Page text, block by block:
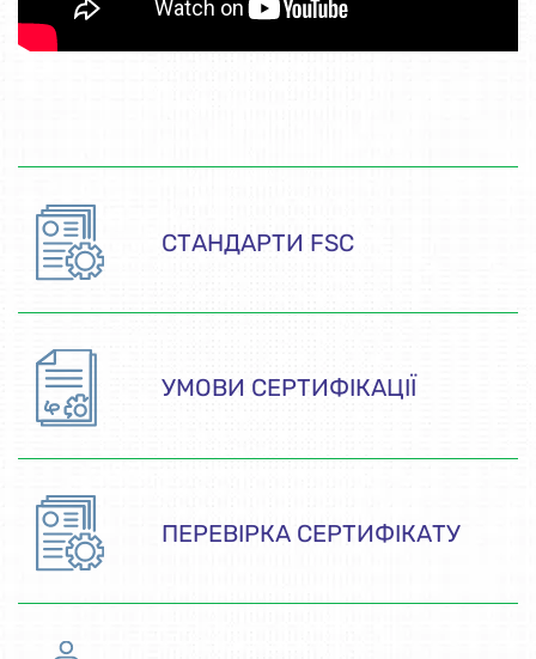
СТАНДАРТИ FSC
УМОВИ СЕРТИФІКАЦІЇ
ПЕРЕВІРКА СЕРТИФІКАТУ